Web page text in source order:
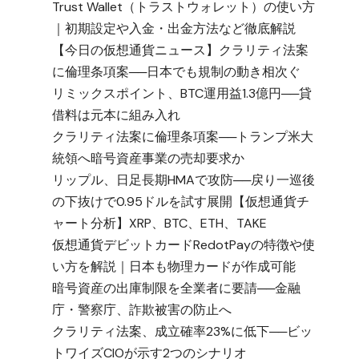
Trust Wallet（トラストウォレット）の使い方
｜初期設定や入金・出金方法など徹底解説
【今日の仮想通貨ニュース】クラリティ法案
に倫理条項案──日本でも規制の動き相次ぐ
リミックスポイント、BTC運用益1.3億円──貸
借料は元本に組み入れ
クラリティ法案に倫理条項案──トランプ米大
統領へ暗号資産事業の売却要求か
リップル、日足長期HMAで攻防──戻り一巡後
の下抜けで0.95ドルを試す展開【仮想通貨チ
ャート分析】XRP、BTC、ETH、TAKE
仮想通貨デビットカードRedotPayの特徴や使
い方を解説｜日本も物理カードが作成可能
暗号資産の出庫制限を全業者に要請──金融
庁・警察庁、詐欺被害の防止へ
クラリティ法案、成立確率23%に低下──ビッ
トワイズCIOが示す2つのシナリオ